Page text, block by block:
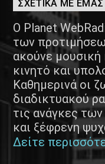
ΣΧΕΤΙΚΑ ΜΕ ΕΜΑΣ
Ο Planet
των
ακούνε μουσική
κινητό και
Καθημερινά οι
διαδικτυακού
τις ανάγκες
και ξέφρενη
Δείτε